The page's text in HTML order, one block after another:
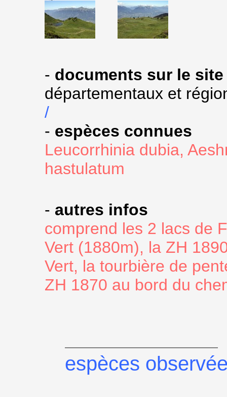
- documents sur le site
départementaux et
/
- espèces connues
Leucorrhinia dubia,
hastulatum
- autres infos
comprend les 2 lacs de
Vert (1880m), la ZH
Vert, la tourbière de
ZH 1870 au bord du
espèces